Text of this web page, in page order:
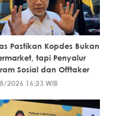
Pastikan Kopdes Bukan
tapi Penyalur
Sosial dan Offtaker
2026 16:23 WIB